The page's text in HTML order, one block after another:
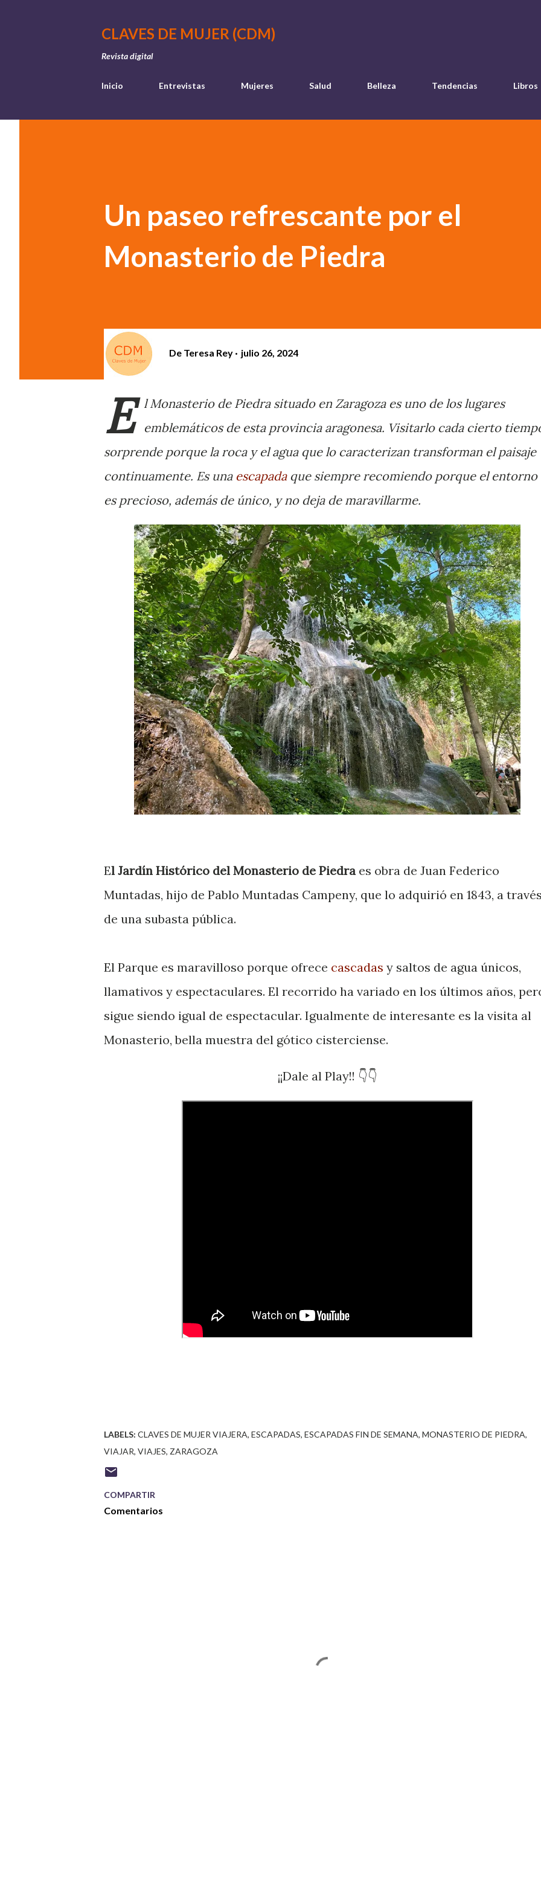
CLAVES DE MUJER (CDM)
Revista digital
Inicio Entrevistas Mujeres Salud Belleza Tendencias Libros
Un paseo refrescante por el
Monasterio de Piedra
De Teresa Rey julio 26, 2024
E
l Monasterio de Piedra situado en Zaragoza es uno de los lugares
emblemáticos de esta provincia aragonesa. Visitarlo cada cierto
sorprende porque la roca y el agua que lo caracterizan transforman el paisaje
continuamente. Es una escapada que siempre recomiendo porque el entorno
es precioso, además de único, y no deja de maravillarme.
El Jardín Histórico del Monasterio de Piedra es obra de Juan Federico
Muntadas, hijo de Pablo Muntadas Campeny, que lo adquirió en 1843, a
de una subasta pública.
El Parque es maravilloso porque ofrece cascadas y saltos de agua únicos,
llamativos y espectaculares. El recorrido ha variado en los últimos años,
sigue siendo igual de espectacular. Igualmente de interesante es la visita al
Monasterio, bella muestra del gótico cisterciense.
¡¡Dale al Play!! 👇👇
LABELS: CLAVES DE MUJER VIAJERA ESCAPADAS ESCAPADAS FIN DE SEMANA MONASTERIO DE PIEDRA
VIAJAR VIAJES ZARAGOZA
COMPARTIR
Comentarios